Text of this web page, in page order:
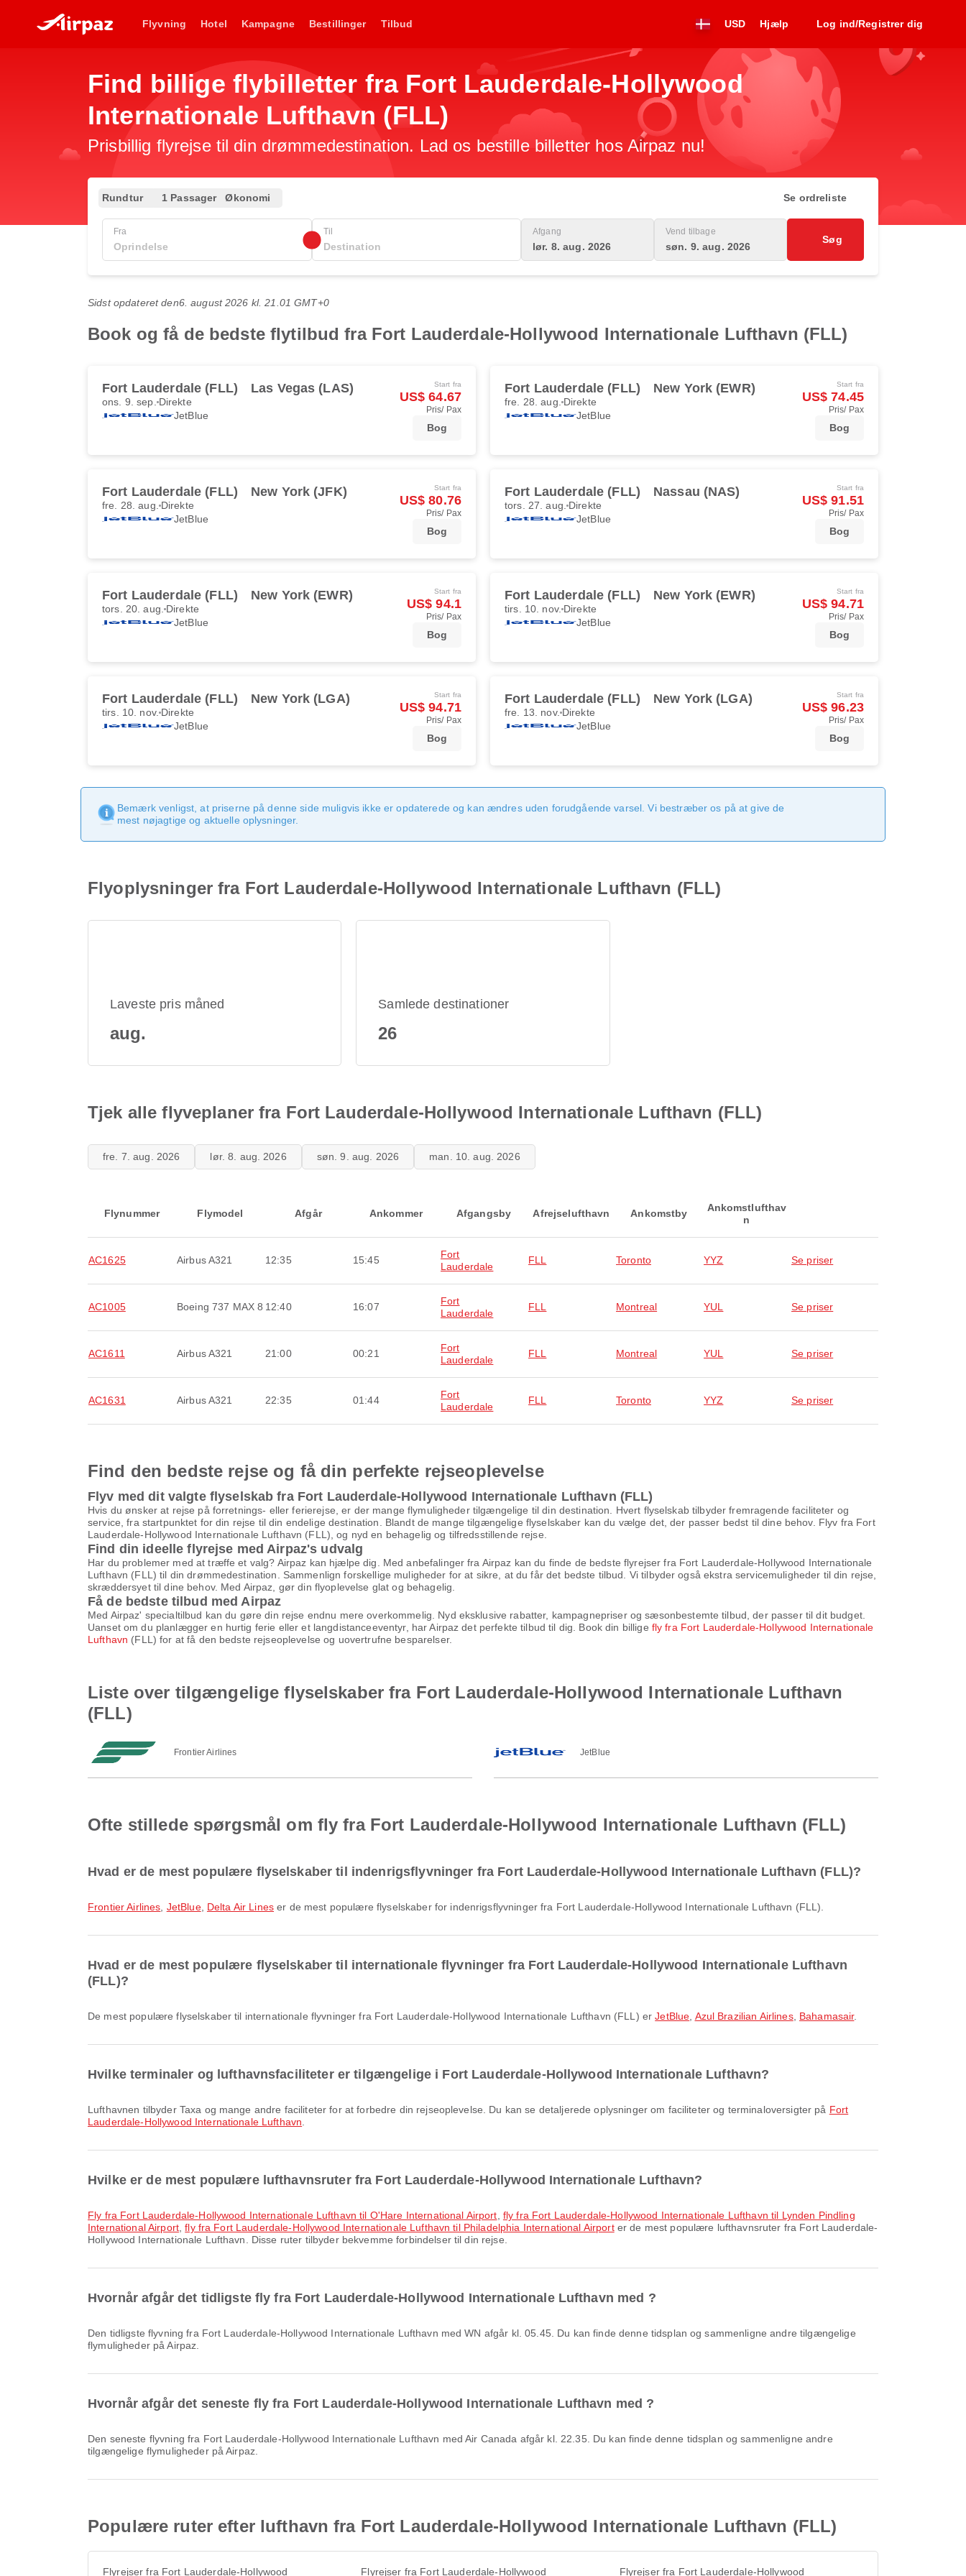
Flyvning Hotel Kampagne Bestillinger Tilbud USD Hjælp Log ind/Registrer dig
Find billige flybilletter fra Fort Lauderdale-Hollywood
Internationale Lufthavn (FLL)
Prisbillig flyrejse til din drømmedestination. Lad os bestille billetter hos Airpaz nu!
Rundtur 1 Passager Økonomi Se ordreliste
Fra Til Afgang
lør. 8. aug. 2026
Vend tilbage
søn. 9. aug. 2026
Søg
Sidst opdateret den6. august 2026 kl. 21.01 GMT+0
Book og få de bedste flytilbud fra Fort Lauderdale-Hollywood Internationale Lufthavn (FLL)
Fort Lauderdale (FLL) Las Vegas (LAS)
ons. 9. sep. Direkte
JetBlue
Start fra
US$ 64.67
Pris/ Pax
Bog
Fort Lauderdale (FLL) New York (EWR)
fre. 28. aug. Direkte
JetBlue
Start fra
US$ 74.45
Pris/ Pax
Bog
Fort Lauderdale (FLL) New York (JFK)
fre. 28. aug. Direkte
JetBlue
Start fra
US$ 80.76
Pris/ Pax
Bog
Fort Lauderdale (FLL) Nassau (NAS)
tors. 27. aug. Direkte
JetBlue
Start fra
US$ 91.51
Pris/ Pax
Bog
Fort Lauderdale (FLL) New York (EWR)
tors. 20. aug. Direkte
JetBlue
Start fra
US$ 94.1
Pris/ Pax
Bog
Fort Lauderdale (FLL) New York (EWR)
tirs. 10. nov. Direkte
JetBlue
Start fra
US$ 94.71
Pris/ Pax
Bog
Fort Lauderdale (FLL) New York (LGA)
tirs. 10. nov. Direkte
JetBlue
Start fra
US$ 94.71
Pris/ Pax
Bog
Fort Lauderdale (FLL) New York (LGA)
fre. 13. nov. Direkte
JetBlue
Start fra
US$ 96.23
Pris/ Pax
Bog
Bemærk venligst, at priserne på denne side muligvis ikke er opdaterede og kan ændres uden forudgående varsel. Vi bestræber os på at give de
mest nøjagtige og aktuelle oplysninger.
Flyoplysninger fra Fort Lauderdale-Hollywood Internationale Lufthavn (FLL)
Laveste pris måned
aug.
Samlede destinationer
26
Tjek alle flyveplaner fra Fort Lauderdale-Hollywood Internationale Lufthavn (FLL)
fre. 7. aug. 2026 lør. 8. aug. 2026 søn. 9. aug. 2026 man. 10. aug. 2026
Flynummer Flymodel Afgår Ankommer Afgangsby Afrejselufthavn Ankomstby
Ankomstlufthav
n
AC1625 Airbus A321 12:35 15:45
Fort
Lauderdale
FLL Toronto YYZ Se priser
AC1005 Boeing 737 MAX 8 12:40 16:07
Fort
Lauderdale
FLL Montreal YUL Se priser
AC1611 Airbus A321 21:00 00:21
Fort
Lauderdale
FLL Montreal YUL Se priser
AC1631 Airbus A321 22:35 01:44
Fort
Lauderdale
FLL Toronto YYZ Se priser
Find den bedste rejse og få din perfekte rejseoplevelse
Flyv med dit valgte flyselskab fra Fort Lauderdale-Hollywood Internationale Lufthavn (FLL)
Hvis du ønsker at rejse på forretnings- eller ferierejse, er der mange flymuligheder tilgængelige til din destination. Hvert flyselskab tilbyder fremragende faciliteter og
service, fra startpunktet for din rejse til din endelige destination. Blandt de mange tilgængelige flyselskaber kan du vælge det, der passer bedst til dine behov. Flyv fra Fort
Lauderdale-Hollywood Internationale Lufthavn (FLL), og nyd en behagelig og tilfredsstillende rejse.
Find din ideelle flyrejse med Airpaz's udvalg
Har du problemer med at træffe et valg? Airpaz kan hjælpe dig. Med anbefalinger fra Airpaz kan du finde de bedste flyrejser fra Fort Lauderdale-Hollywood Internationale
Lufthavn (FLL) til din drømmedestination. Sammenlign forskellige muligheder for at sikre, at du får det bedste tilbud. Vi tilbyder også ekstra servicemuligheder til din rejse,
skræddersyet til dine behov. Med Airpaz, gør din flyoplevelse glat og behagelig.
Få de bedste tilbud med Airpaz
Med Airpaz' specialtilbud kan du gøre din rejse endnu mere overkommelig. Nyd eksklusive rabatter, kampagnepriser og sæsonbestemte tilbud, der passer til dit budget.
Uanset om du planlægger en hurtig ferie eller et langdistanceeventyr, har Airpaz det perfekte tilbud til dig. Book din billige fly fra Fort Lauderdale-Hollywood Internationale
Lufthavn (FLL) for at få den bedste rejseoplevelse og uovertrufne besparelser.
Liste over tilgængelige flyselskaber fra Fort Lauderdale-Hollywood Internationale Lufthavn
(FLL)
Frontier Airlines JetBlue
Ofte stillede spørgsmål om fly fra Fort Lauderdale-Hollywood Internationale Lufthavn (FLL)
Hvad er de mest populære flyselskaber til indenrigsflyvninger fra Fort Lauderdale-Hollywood Internationale Lufthavn (FLL)?
Frontier Airlines JetBlue, Delta Air Lines er de mest populære flyselskaber for indenrigsflyvninger fra Fort Lauderdale-Hollywood Internationale Lufthavn (FLL).
Hvad er de mest populære flyselskaber til internationale flyvninger fra Fort Lauderdale-Hollywood Internationale Lufthavn
(FLL)?
De mest populære flyselskaber til internationale flyvninger fra Fort Lauderdale-Hollywood Internationale Lufthavn (FLL) erJetBlue Azul Brazilian Airlines, Bahamasair.
Hvilke terminaler og lufthavnsfaciliteter er tilgængelige i Fort Lauderdale-Hollywood Internationale Lufthavn?
Lufthavnen tilbyder Taxa og mange andre faciliteter for at forbedre din rejseoplevelse. Du kan se detaljerede oplysninger om faciliteter og terminaloversigter på Fort
Lauderdale-Hollywood Internationale Lufthavn
Hvilke er de mest populære lufthavnsruter fra Fort Lauderdale-Hollywood Internationale Lufthavn?
fly fra Fort Lauderdale-Hollywood Internationale Lufthavn til O'Hare International Airport fly fra Fort Lauderdale-Hollywood Internationale Lufthavn til Lynden Pindling
International Airport,fly fra Fort Lauderdale-Hollywood Internationale Lufthavn til Philadelphia International Airporter de mest populære lufthavnsruter fra Fort Lauderdale-
Hollywood Internationale Lufthavn. Disse ruter tilbyder bekvemme forbindelser til din rejse.
Hvornår afgår det tidligste fly fra Fort Lauderdale-Hollywood Internationale Lufthavn med ?
Den tidligste flyvning fra Fort Lauderdale-Hollywood Internationale Lufthavn med WN afgår kl. 05.45. Du kan finde denne tidsplan og sammenligne andre tilgængelige
flymuligheder på Airpaz.
Hvornår afgår det seneste fly fra Fort Lauderdale-Hollywood Internationale Lufthavn med ?
Den seneste flyvning fra Fort Lauderdale-Hollywood Internationale Lufthavn med Air Canada afgår kl. 22.35. Du kan finde denne tidsplan og sammenligne andre
tilgængelige flymuligheder på Airpaz.
Populære ruter efter lufthavn fra Fort Lauderdale-Hollywood Internationale Lufthavn (FLL)
Flyrejser fra Fort Lauderdale-Hollywood Flyrejser fra Fort Lauderdale-Hollywood Flyrejser fra Fort Lauderdale-Hollywood